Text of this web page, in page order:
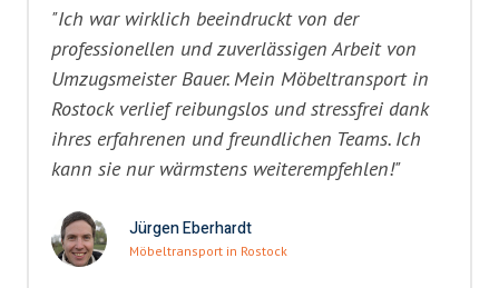
"Ich war wirklich beeindruckt von der
professionellen und zuverlässigen Arbeit von
Umzugsmeister Bauer. Mein Möbeltransport in
Rostock verlief reibungslos und stressfrei dank
ihres erfahrenen und freundlichen Teams. Ich
kann sie nur wärmstens weiterempfehlen!"
Jürgen Eberhardt
Möbeltransport in Rostock